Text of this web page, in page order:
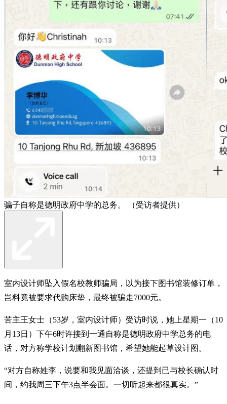
骗子自称是德明政府中学的总务。 （受访者提供）
室内设计师坠入假名校教师骗局，以为接下图书馆装修订单，
岂料竟被要求代购床垫，最终被骗走7000元。
苦主王女士（53岁，室内设计师）受访时说，她上星期一（10
月13日）下午6时许接到一通自称是德明政府中学总务的电
话，对方称学校计划翻新图书馆，希望她能起草设计图。
“对方自称姓李，说要和我见面洽谈，还提到已与校长确认时
间，约我周三下午3点半会面。一切听起来都很真实。”